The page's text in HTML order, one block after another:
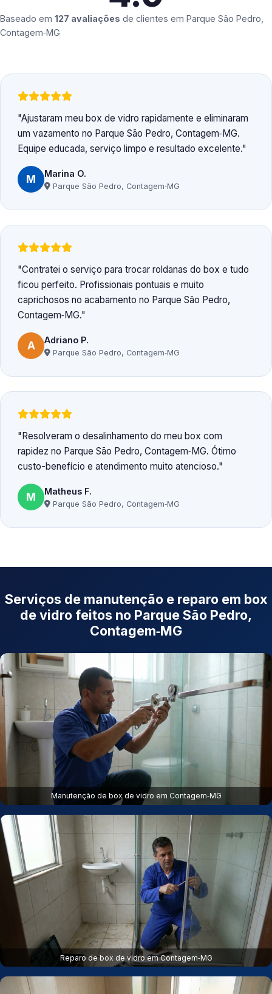
Baseado em 127 avaliações de clientes em Parque São Pedro,
Contagem‑MG
Ajustaram meu box de vidro rapidamente e eliminaram
um vazamento no Parque São Pedro, Contagem‑MG.
Equipe educada, serviço limpo e resultado excelente.
M Marina O.
Parque São Pedro, Contagem‑MG
Contratei o serviço para trocar roldanas do box e tudo
ficou perfeito. Profissionais pontuais e muito
caprichosos no acabamento no Parque São Pedro,
Contagem‑MG.
A Adriano P.
Parque São Pedro, Contagem‑MG
Resolveram o desalinhamento do meu box com
rapidez no Parque São Pedro, Contagem‑MG. Ótimo
custo-benefício e atendimento muito atencioso.
M Matheus F.
Parque São Pedro, Contagem‑MG
Serviços de manutenção e reparo em box
de vidro feitos no Parque São Pedro,
Contagem‑MG
Manutenção de box de vidro em Contagem‑MG
Reparo de box de vidro em Contagem‑MG